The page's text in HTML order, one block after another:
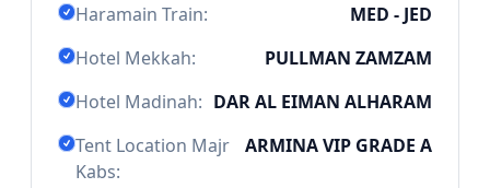
Haramain Train:
MED - JED
Hotel Mekkah:
PULLMAN ZAMZAM
Hotel Madinah: DAR AL EIMAN ALHARAM
Tent Location Majr
Kabs:
ARMINA VIP GRADE A